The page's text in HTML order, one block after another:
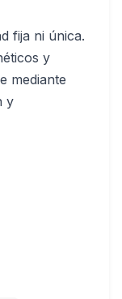
fija ni única.
y
mediante
y